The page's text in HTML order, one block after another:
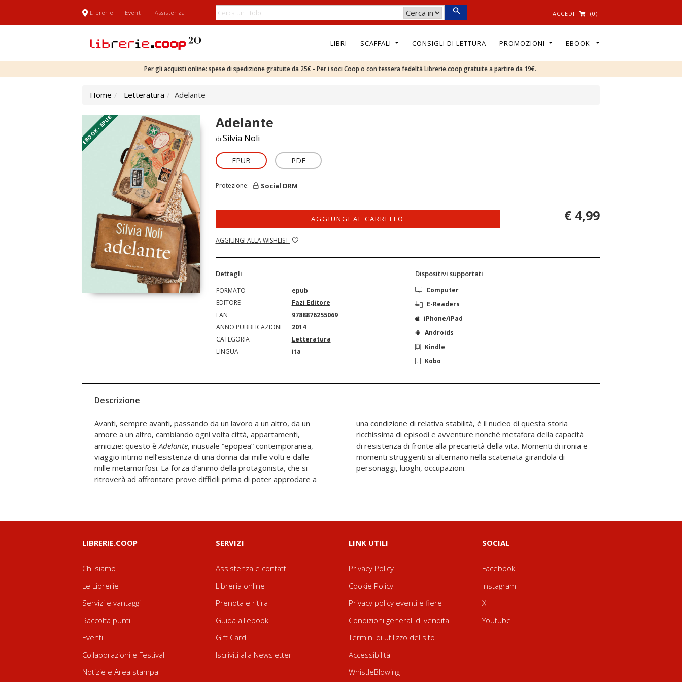
Librerie | Eventi | Assistenza ACCEDI (0)
LIBRI SCAFFALI CONSIGLI DI LETTURA PROMOZIONI EBOOK
Per gli acquisti online: spese di spedizione gratuite da 25€ - Per i soci Coop o con tessera fedeltà Librerie.coop gratuite a partire da 19€.
Home Letteratura Adelante
EBOOK - EPUB Adelante
di Silvia Noli
EPUB PDF
Protezione: Social DRM
AGGIUNGI AL CARRELLO
AGGIUNGI ALLA WISHLIST
€ 4,99
Dettagli
FORMATO
epub
EDITORE
Fazi Editore
EAN
9788876255069
ANNO PUBBLICAZIONE
2014
CATEGORIA
Letteratura
LINGUA
ita
Dispositivi supportati
Computer
E-Readers
iPhone/iPad
Androids
Kindle
Kobo
Descrizione
Avanti, sempre avanti, passando da un lavoro a un altro, da un
amore a un altro, cambiando ogni volta città, appartamenti,
amicizie: questo èAdelante, inusuale “epopea” contemporanea,
viaggio intimo nell’esistenza di una donna dai mille volti e dalle
mille metamorfosi. La forza d’animo della protagonista, che si
ritroverà ad affrontare prove difficili prima di poter approdare a
una condizione di relativa stabilità, è il nucleo di questa storia
ricchissima di episodi e avventure nonché metafora della capacità
di resistenza di fronte alla precarietà della vita. Momenti di ironia e
momenti struggenti si alternano nella scatenata girandola di
personaggi, luoghi, occupazioni.
LIBRERIE.COOP
Chi siamo
Le Librerie
Servizi e vantaggi
Raccolta punti
Eventi
Collaborazioni e Festival
Notizie e Area stampa
SERVIZI
Assistenza e contatti
Libreria online
Prenota e ritira
Guida all'ebook
Gift Card
Iscriviti alla Newsletter
LINK UTILI
Privacy Policy
Cookie Policy
Privacy policy eventi e fiere
Condizioni generali di vendita
Termini di utilizzo del sito
Accessibilità
WhistleBlowing
SOCIAL
Facebook
Instagram
X
Youtube